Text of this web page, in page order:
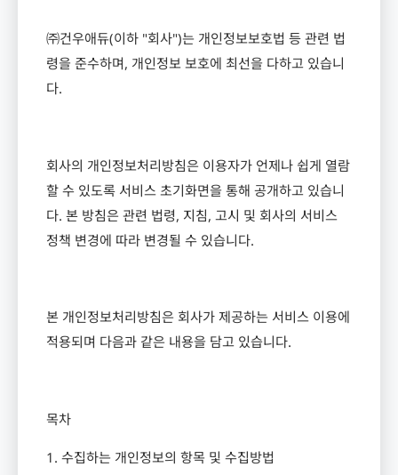
㈜건우애듀(이하 "회사")는 개인정보보호법 등 관련 법
령을 준수하며, 개인정보 보호에 최선을 다하고 있습니
다.
회사의 개인정보처리방침은 이용자가 언제나 쉽게 열람
할 수 있도록 서비스 초기화면을 통해 공개하고 있습니
다. 본 방침은 관련 법령, 지침, 고시 및 회사의 서비스
정책 변경에 따라 변경될 수 있습니다.
본 개인정보처리방침은 회사가 제공하는 서비스 이용에
적용되며 다음과 같은 내용을 담고 있습니다.
목차
1. 수집하는 개인정보의 항목 및 수집방법